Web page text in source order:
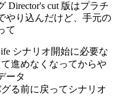
Director's cut 版はプラチ
やり込んだけど、手元の
て
シナリオ開始に必要な
進めなくなってからや
ータ
グる前に戻ってシナリオ